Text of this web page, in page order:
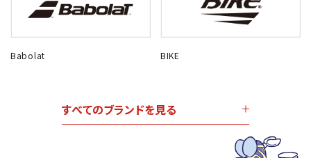
Babolat BIKE
すべてのブランドを見る